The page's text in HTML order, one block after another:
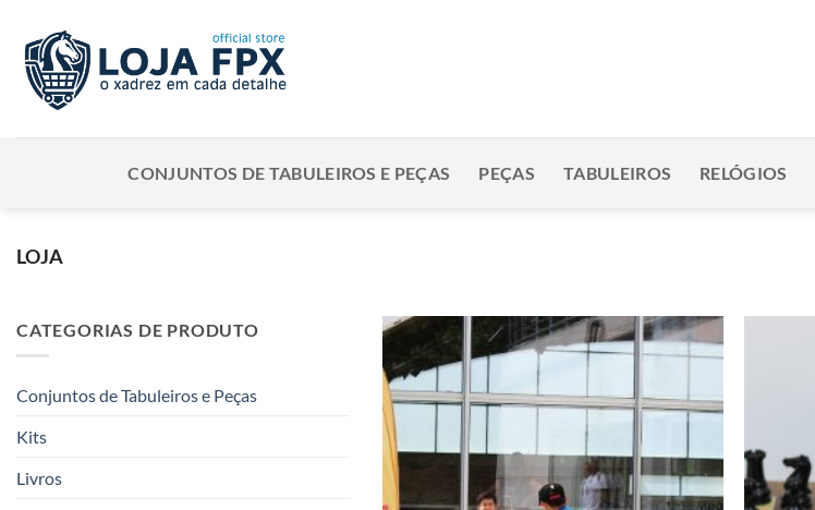
content
CONJUNTOS DE TABULEIROS E PEÇAS PEÇAS TABULEIROS RELÓGIOS
LOJA
CATEGORIAS DE PRODUTO
Conjuntos de Tabuleiros e Peças
Kits
Livros
desejos